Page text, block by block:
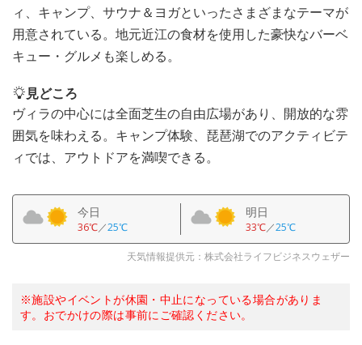
ィ、キャンプ、サウナ＆ヨガといったさまざまなテーマが
用意されている。地元近江の食材を使用した豪快なバーベ
キュー・グルメも楽しめる。
見どころ
ヴィラの中心には全面芝生の自由広場があり、開放的な雰
囲気を味わえる。キャンプ体験、琵琶湖でのアクティビテ
ィでは、アウトドアを満喫できる。
今日
36℃／25℃
明日
33℃／25℃
天気情報提供元：株式会社ライフビジネスウェザー
※施設やイベントが休園・中止になっている場合がありま
す。おでかけの際は事前にご確認ください。